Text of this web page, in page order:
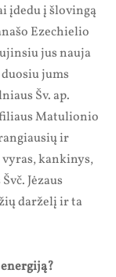
įdedu į šlovingą
Ezechielio
jus nauja
jums
Šv. ap.
Matulionio
ir
kankinys,
Jėzaus
darželį ir ta